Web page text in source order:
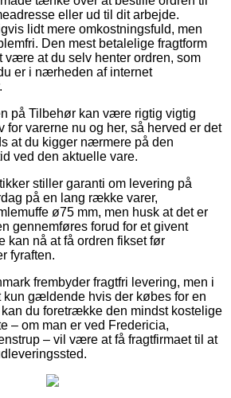
eller ud til dit arbejde.
lidt mere omkostningsfuld, men
Den mest betalelige fragtform
være at du selv henter ordren, som
er i nærheden af internet
på Tilbehør kan være rigtig vigtig
for varerne nu og her, så herved er det
at du kigger nærmere på den
ved den aktuelle vare.
stiller garanti om levering på
på en lang række varer,
ø75 mm, men husk at det er
gennemføres forud for et givent
kan nå at få ordren fikset før
fyraften.
frembyder fragtfri levering, men i
gældende hvis der købes for en
kan du foretrække den mindst kostelige
– om man er ved Fredericia,
– vil være at få fragtfirmaet til at